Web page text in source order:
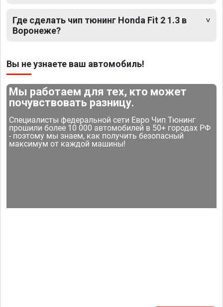
Где сделать чип тюнинг Honda Fit 2 1.3 в
Воронеже?
Вы не узнаете ваш автомобиль!
Мы работаем для тех, кто может
почувствовать разницу.
Специалисты федеральной сети Евро Чип Тюнинг
прошили более 10 000 автомобилей в 50+ городах РФ
- поэтому мы знаем, как получить безопасный
максимум от каждой машины!